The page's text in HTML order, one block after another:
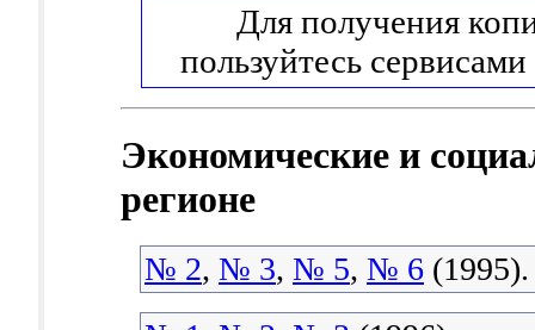
Для получения
пользуйтесь сервисами
Экономические и
регионе
№ 2, № 3, № 5, № 6 (1995).